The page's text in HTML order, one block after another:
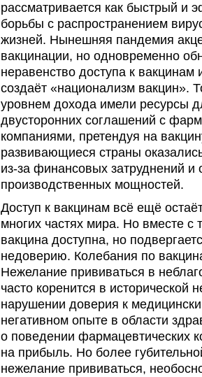
рассматривается как быстрый и
борьбы с распространением
жизней. Нынешняя пандемия
вакцинации, но одновременно
неравенство доступа к вакцинам
создаёт «национализм вакцин».
уровнем дохода имели ресурсы
двусторонних соглашений с
компаниями, претендуя на
развивающиеся страны
из-за финансовых затруднений и
производственных мощностей.
Доступ к вакцинам всё ещё
многих частях мира. Но вместе с
вакцина доступна, но
недоверию. Колебания по
Нежелание прививаться в
часто коренится в исторической
нарушении доверия к
негативном опыте в области
о поведении фармацевтических
на прибыль. Но более
нежелание прививаться,